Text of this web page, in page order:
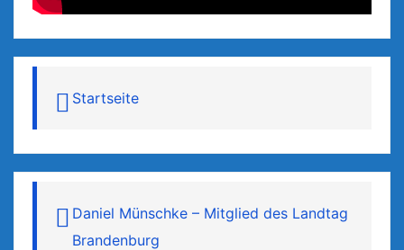
Startseite
Daniel Münschke – Mitglied des Landtag
Brandenburg